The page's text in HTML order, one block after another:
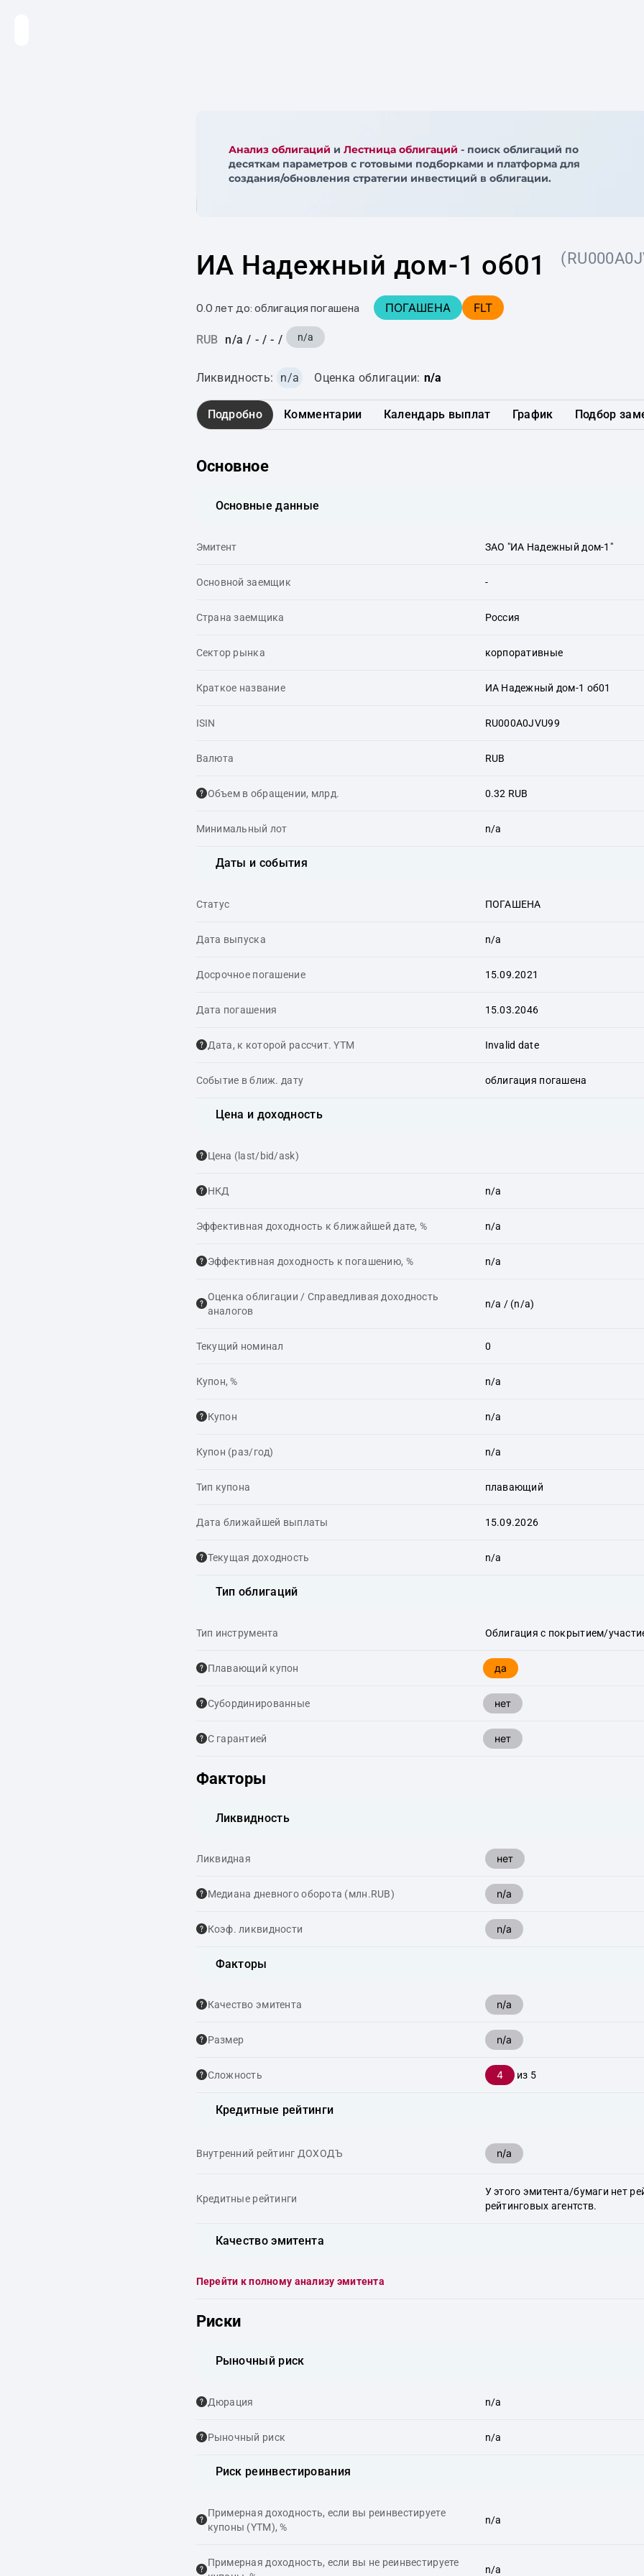
Анализ облигаций и Лестница облигаций - поиск облигаций по
десяткам параметров с готовыми подборками и платформа для
создания/обновления стратегии инвестиций в облигации.
ИА Надежный дом-1 об01
0.0 лет до: облигация погашена ПОГАШЕНА FLT
RUB n/a / - / - / n/a
Ликвидность: n/a Оценка облигации: n/a
Подробно Комментарии Календарь выплат График Подбор
Основное
Основные данные
Эмитент ЗАО "ИА Надежный дом-1"
Основной заемщик -
Страна заемщика Россия
Сектор рынка корпоративные
Краткое название ИА Надежный дом-1 об01
ISIN RU000A0JVU99
Валюта RUB
Объем в обращении, млрд. 0.32 RUB
Минимальный лот n/a
Даты и события
Статус ПОГАШЕНА
Дата выпуска n/a
Досрочное погашение 15.09.2021
Дата погашения 15.03.2046
Дата, к которой рассчит. YTM Invalid date
Событие в ближ. дату облигация погашена
Цена и доходность
Цена (last/bid/ask)
НКД n/a
Эффективная доходность к ближайшей дате, % n/a
Эффективная доходность к погашению, % n/a
Оценка облигации / Справедливая доходность
аналогов
n/a / (n/a)
Текущий номинал 0
Купон, % n/a
Купон n/a
Купон (раз/год) n/a
Тип купона плавающий
Дата ближайшей выплаты 15.09.2026
Текущая доходность n/a
Тип облигаций
Тип инструмента Облигация с покрытием/
Плавающий купон да
Cубординированные нет
С гарантией нет
Факторы
Ликвидность
Ликвидная нет
Медиана дневного оборота (млн.RUB) n/a
Коэф. ликвидности n/a
Факторы
Качество эмитента n/a
Размер n/a
Сложность 4 из 5
Кредитные рейтинги
Внутренний рейтинг ДОХОДЪ n/a
Кредитные рейтинги
У этого эмитента/бумаги нет
рейтинговых агентств.
Качество эмитента
Перейти к полному анализу эмитента
Риски
Рыночный риск
Дюрация n/a
Рыночный риск n/a
Риск реинвестирования
Примерная доходность, если вы реинвестируете
купоны (YTM), %
n/a
Примерная доходность, если вы не реинвестируете
n/a